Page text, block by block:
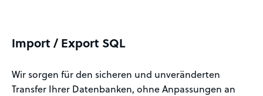
Import / Export SQL
Wir sorgen für den sicheren und unveränderten
Transfer Ihrer Datenbanken, ohne Anpassungen an